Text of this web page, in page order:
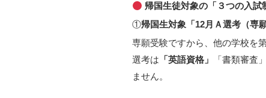
帰国生徒対象の「３つの入試
①帰国生対象「12月Ａ選考（専
専願受験ですから、他の学校を
選考は 「英語資格」
「書類審査
ません。